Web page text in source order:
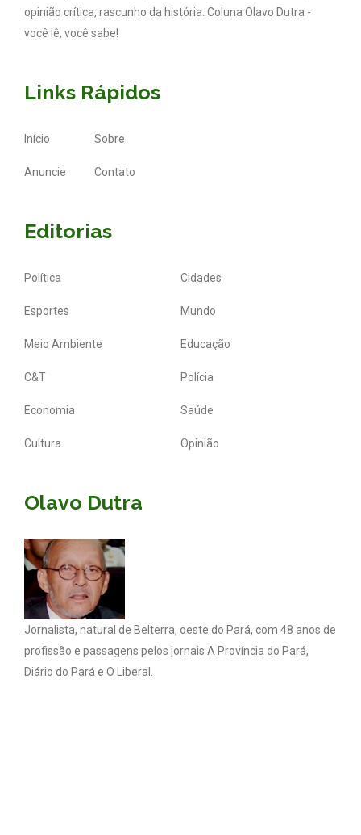
opinião crítica, rascunho da história. Coluna Olavo Dutra -
você lê, você sabe!
Links Rápidos
Início Sobre
Anuncie Contato
Editorias
Política Cidades
Esportes Mundo
Meio Ambiente Educação
C&T Polícia
Economia Saúde
Cultura Opinião
Olavo Dutra
Jornalista, natural de Belterra, oeste do Pará, com 48 anos de
profissão e passagens pelos jornais A Província do Pará,
Diário do Pará e O Liberal.